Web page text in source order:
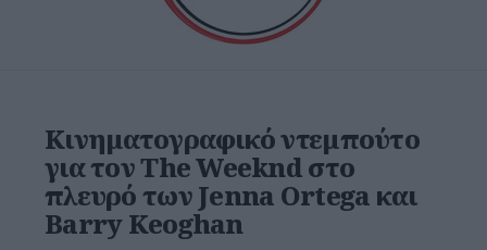
Κινηματογραφικό ντεμπούτο
για τον The Weeknd στο
πλευρό των Jenna Ortega και
Barry Keoghan